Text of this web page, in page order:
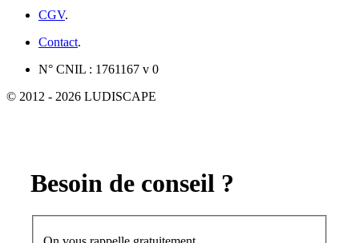
CGV.
Contact.
N° CNIL : 1761167 v 0
© 2012 - 2026 LUDISCAPE
Besoin de conseil ?